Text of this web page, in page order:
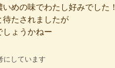
めの味でわたし好みでした！
待たされましたが
しょうかねー
にしています